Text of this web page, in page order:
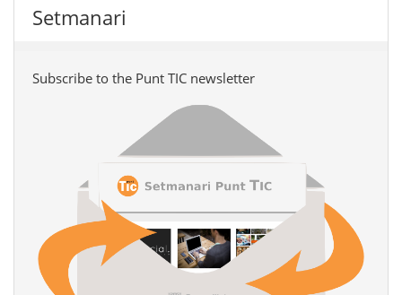
Setmanari
Subscribe to the Punt TIC newsletter